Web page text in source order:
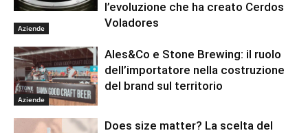
Aziende
l’evoluzione che ha creato Cerdos
Voladores
Aziende
Ales&Co e Stone Brewing: il ruolo
dell’importatore nella costruzione
del brand sul territorio
Does size matter? La scelta del